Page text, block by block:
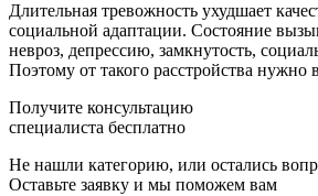
Длительная тревожность ухудшает
социальной адаптации. Состояние
невроз, депрессию, замкнутость,
Поэтому от такого расстройства нужно
Получите консультацию
специалиста бесплатно
Не нашли категорию, или остались
Оставьте заявку и мы поможем вам